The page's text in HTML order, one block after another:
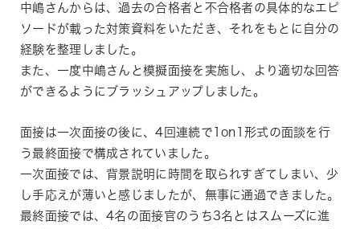
中嶋さんからは、過去の合格者と不合格者の具体的なエピ
ソードが載った対策資料をいただき、それをもとに自分の
経験を整理しました。
また、一度中嶋さんと模擬面接を実施し、より適切な回答
ができるようにブラッシュアップしました。
面接は一次面接の後に、4回連続で1on1形式の面談を行
う最終面接で構成されていました。
一次面接では、背景説明に時間を取られすぎてしまい、少
し手応えが薄いと感じましたが、無事に通過できました。
最終面接では、4名の面接官のうち3名とはスムーズに進